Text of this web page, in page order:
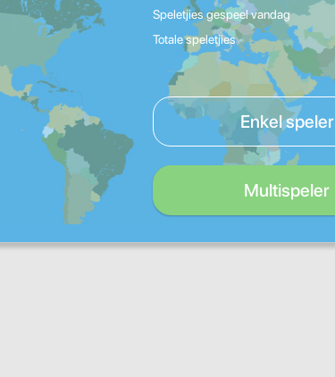
Speletjies gespeel vandag
Totale speletjies
Enkel speler
Multispeler